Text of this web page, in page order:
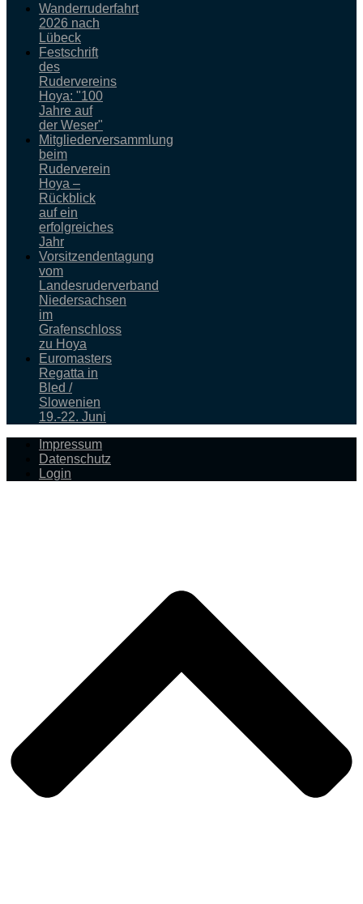
Wanderruderfahrt
2026 nach
Lübeck
Festschrift
des
Rudervereins
Hoya: "100
Jahre auf
der Weser"
Mitgliederversammlung
beim
Ruderverein
Hoya –
Rückblick
auf ein
erfolgreiches
Jahr
Vorsitzendentagung
vom
Landesruderverband
Niedersachsen
im
Grafenschloss
zu Hoya
Euromasters
Regatta in
Bled /
Slowenien
19.-22. Juni
Impressum
Datenschutz
Login